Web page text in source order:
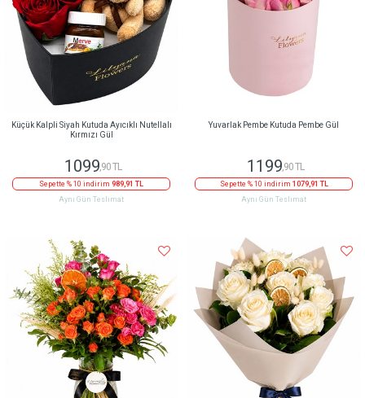
Küçük Kalpli Siyah Kutuda Ayıcıklı Nutellalı
Kırmızı Gül
1099,90 TL
Sepette % 10 indirim 989,91 TL
Aynı Gün Teslimat
Yuvarlak Pembe Kutuda Pembe Gül
1199,90 TL
Sepette % 10 indirim 1079,91 TL
Aynı Gün Teslimat